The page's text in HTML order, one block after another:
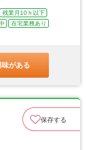
残業月10ｈ以下
在宅業務あり
がある
保存する